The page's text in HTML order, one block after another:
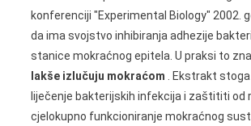
konferenciji "Experimental Biology" 2002.
da ima svojstvo inhibiranja adhezije
stanice mokraćnog epitela. U praksi to
lakše izlučuju mokraćom . Ekstrakt
liječenje bakterijskih infekcija i zaštititi od
cjelokupno funkcioniranje mokraćnog